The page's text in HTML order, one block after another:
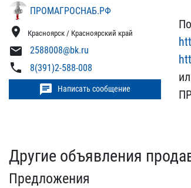
ПРОМАГРОСНАБ.РФ
location_on Красноярск / Красноярский край
mail 2588008@bk.ru
phone 8(391)2-588-008
chat Написать сообщение
Другие объявления
Предложения